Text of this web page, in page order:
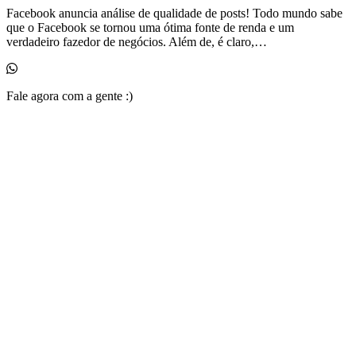
Facebook anuncia análise de qualidade de posts! Todo mundo sabe
que o Facebook se tornou uma ótima fonte de renda e um
verdadeiro fazedor de negócios. Além de, é claro,…
Fale agora com a gente :)